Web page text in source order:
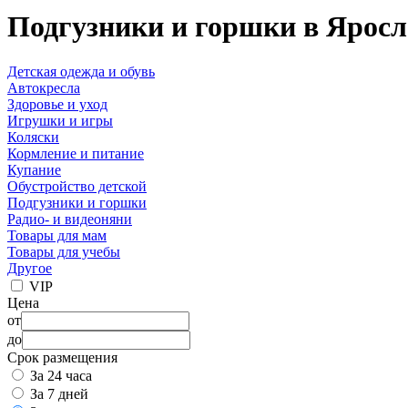
Подгузники и горшки в
Детская одежда и обувь
Автокресла
Здоровье и уход
Игрушки и игры
Коляски
Кормление и питание
Купание
Обустройство детской
Подгузники и горшки
Радио- и видеоняни
Товары для мам
Товары для учебы
Другое
VIP
Цена
от
до
Срок размещения
За 24 часа
За 7 дней